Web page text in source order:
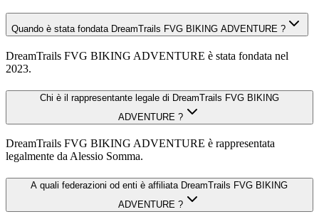
Quando è stata fondata DreamTrails FVG BIKING ADVENTURE ?
DreamTrails FVG BIKING ADVENTURE è stata fondata nel
2023.
Chi è il rappresentante legale di DreamTrails FVG BIKING
ADVENTURE ?
DreamTrails FVG BIKING ADVENTURE è rappresentata
legalmente da Alessio Somma.
A quali federazioni od enti è affiliata DreamTrails FVG BIKING
ADVENTURE ?